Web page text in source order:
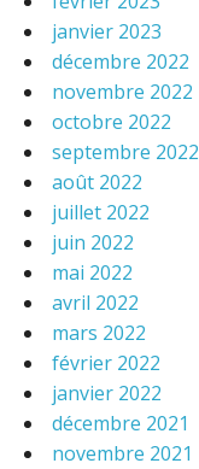
janvier 2023
décembre 2022
novembre 2022
octobre 2022
septembre 2022
août 2022
juillet 2022
juin 2022
mai 2022
avril 2022
mars 2022
février 2022
janvier 2022
décembre 2021
novembre 2021